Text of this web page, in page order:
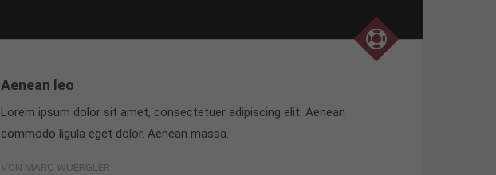
Aenean leo
Lorem ipsum dolor sit amet, consectetuer adipiscing elit. Aenean
commodo ligula eget dolor. Aenean massa.
VON MARC WUERGLER